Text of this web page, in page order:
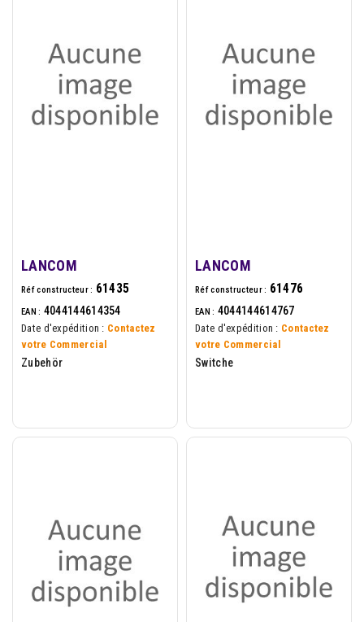
LANCOM
Réf constructeur : 61435
EAN : 4044144614354
Date d'expédition : Contactez
votre Commercial
Zubehör
LANCOM
Réf constructeur : 61476
EAN : 4044144614767
Date d'expédition : Contactez
votre Commercial
Switche